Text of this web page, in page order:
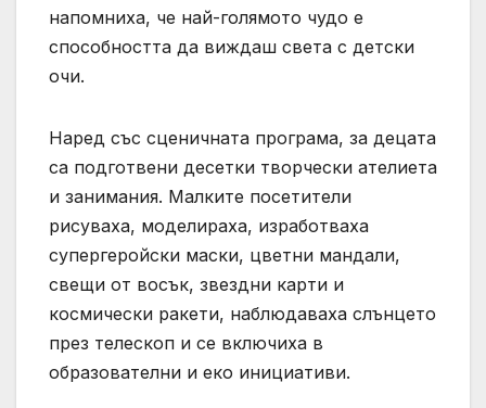
напомниха, че най-голямото чудо е
способността да виждаш света с детски
очи.
Наред със сценичната програма, за децата
са подготвени десетки творчески ателиета
и занимания. Малките посетители
рисуваха, моделираха, изработваха
супергеройски маски, цветни мандали,
свещи от восък, звездни карти и
космически ракети, наблюдаваха слънцето
през телескоп и се включиха в
образователни и еко инициативи.